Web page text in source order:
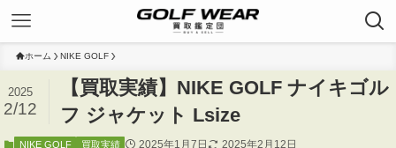
ホーム NIKE GOLF
【買取実績】NIKE GOLF ナイキゴル
フ ジャケット Lsize
2025
2/12
NIKE GOLF 買取実績 2025年1月7日 2025年2月12日